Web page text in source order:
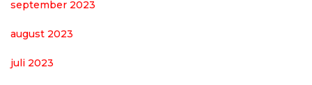
september 2023
august 2023
juli 2023